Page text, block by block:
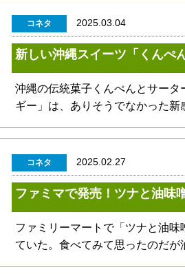
コネタ 2025.03.04
新しい沖縄スイーツ「くんぺ
沖縄の伝統菓子くんぺんとサー
ギー」は、ありそうでなかった新
コネタ 2025.02.27
ファミマで発売！ツナと油味
ファミリーマートで「ツナと油
ていた。食べてみて思ったのだが